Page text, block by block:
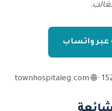
عبر واتساب